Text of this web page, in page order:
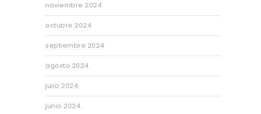
noviembre 2024
octubre 2024
septiembre 2024
agosto 2024
julio 2024
junio 2024